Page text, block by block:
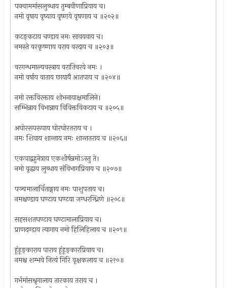
पक्वाममांसलुब्धाय तुम्बवीणाप्रियाय च।
नमो वृषाय वृष्याय वृष्णये वृषणाय च ॥२०२॥
कटङ्कटाय चण्डाय नमः सावयवाय च।
नमस्ते वरकृष्णाय वराय वरदाय च ॥२०३॥
वरगन्धमाल्यवस्त्राय वरातिवरये नमः ।
नमो वर्षाय वाताय छायायै आतपाय च ॥२०४॥
नमो रक्तविरक्ताय शोभनायाक्षमालिने।
सम्भिन्नाय विभान्नाय विविक्तविकटाय च ॥२०५॥
अघोररूपरूपाय घोरघोरतराय च ।
नमः शिवाय शान्ताय नमः शान्ततराय च ॥२०६॥
एकपाद्बहुनेत्राय एकशीर्षन्नमोऽस्तु ते।
नमो वृद्धाय लुब्धाय संविभागप्रियाय च ॥२०७॥
पञ्चमालार्चिताङ्गाय नमः पाशुपताय च।
नमश्चण्डाय घण्टाय घण्टया जग्धरन्ध्रिणे ॥२०८॥
सहसशतघण्टाय घण्टामालाप्रियाय च।
प्राणदण्डाय त्यागाय नमो हिलिहिलाय च ॥२०९॥
हूंहूङ्काराय पाराय हूंहूङ्कारप्रियाय च।
नमश्च शम्भवे नित्यं गिरि वृक्षकलाय च ॥२१०॥
गर्भमांसश्रृगालाय तारकाय तराय च ।